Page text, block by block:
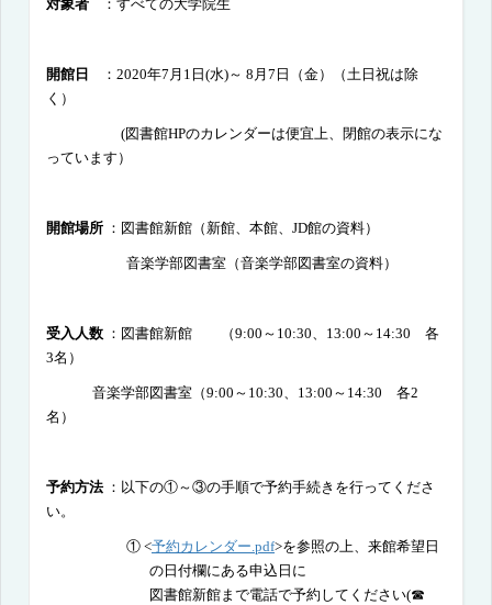
対象者 ：すべての大学院生
開館日 ： 2020年7 月 1 日 (水)～ 8 月7日（金）
（土日祝は除
く）
(図書館HPのカレンダーは便宜上、閉館の表示にな
っています）
開館場所 ： 図書館新館（新館、本館、 JD館の資料）
音楽学部図書室（音楽学部図書室の資料）
受入人数 ： 図書館新館 （9:00～10:30、13:00～14:30 各
3名）
音楽学部図書室（9:00～10:30、13:00～14:30 各2
名）
予約方法 ：以下の①～③の手順で予約手続きを行ってくださ
い。
① <予約カレンダー.pdf>を参照の上、来館希望日
の日付欄にある申込日に
図書館新館まで電話で予約してください(☎